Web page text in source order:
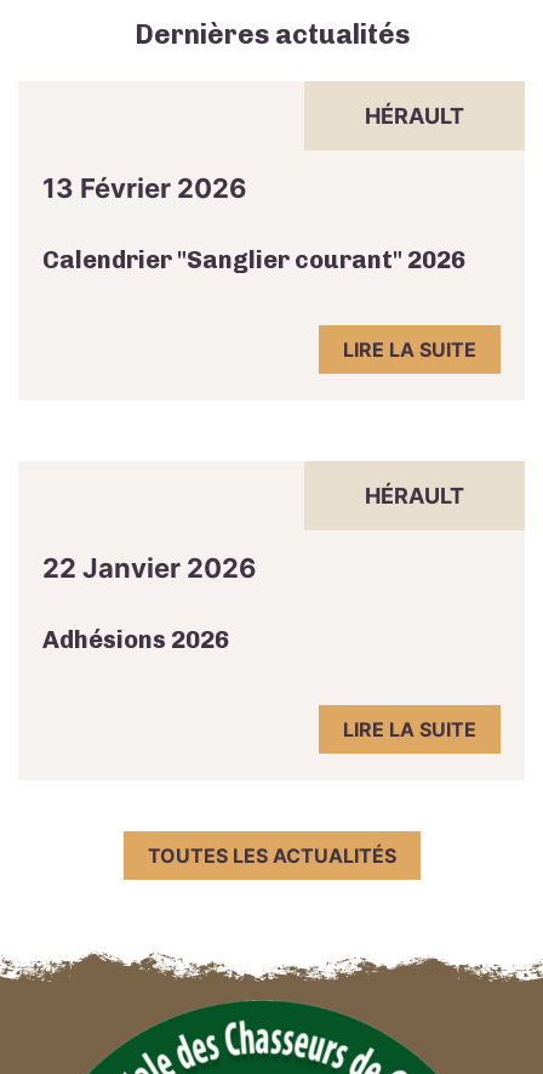
Dernières actualités
HÉRAULT
13 Février 2026
Calendrier "Sanglier courant" 2026
LIRE LA SUITE
HÉRAULT
22 Janvier 2026
Adhésions 2026
LIRE LA SUITE
TOUTES LES ACTUALITÉS